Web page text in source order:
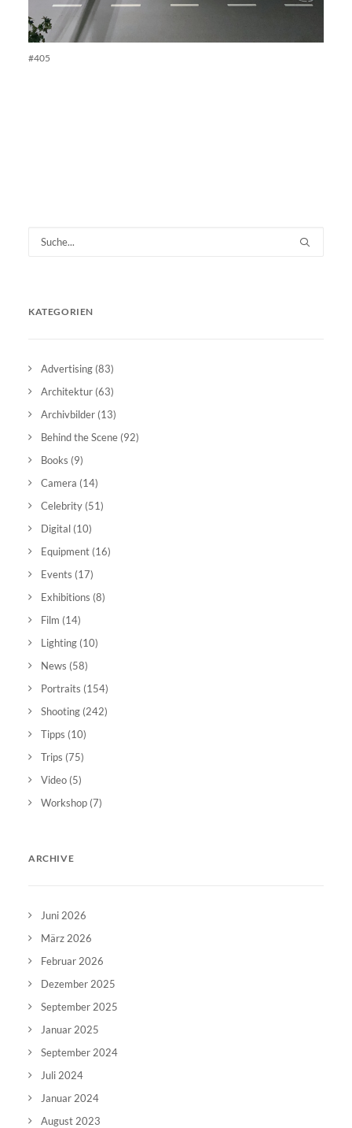
#405
KATEGORIEN
Advertising (83)
Architektur (63)
Archivbilder (13)
Behind the Scene (92)
Books (9)
Camera (14)
Celebrity (51)
Digital (10)
Equipment (16)
Events (17)
Exhibitions (8)
Film (14)
Lighting (10)
News (58)
Portraits (154)
Shooting (242)
Tipps (10)
Trips (75)
Video (5)
Workshop (7)
ARCHIVE
Juni 2026
März 2026
Februar 2026
Dezember 2025
September 2025
Januar 2025
September 2024
Juli 2024
Januar 2024
August 2023